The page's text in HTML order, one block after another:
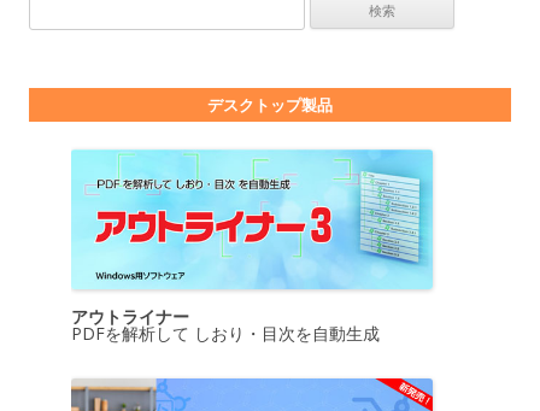
デスクトップ製品
アウトライナー
PDFを解析して しおり・目次を自動生成